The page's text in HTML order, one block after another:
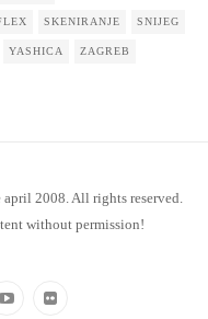
SKENIRANJE SNIJEG
YASHICA ZAGREB
2008. All rights reserved.
without permission!